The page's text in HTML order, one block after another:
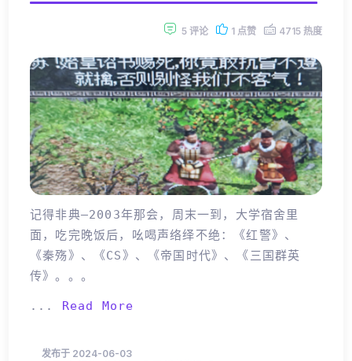
5 评论 1 点赞 4715 热度
记得非典—2003年那会，周末一到，大学宿舍里
面，吃完晚饭后，吆喝声络绎不绝：《红警》、
《秦殇》、《CS》、《帝国时代》、《三国群英
传》。。。
... Read More
发布于 2024-06-03